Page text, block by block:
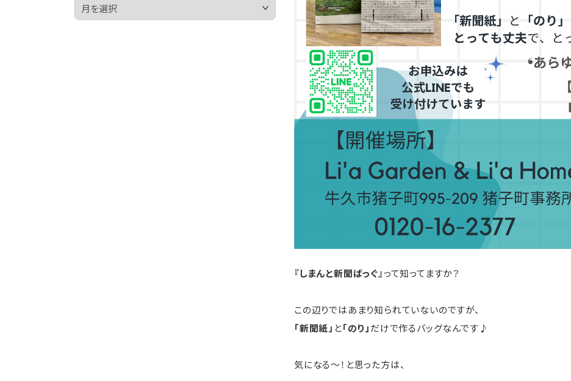
『しまんと新聞ばっぐ』って知ってますか？
この辺りではあまり知られていないのですが、
「新聞紙」 と「のり」だけで作るバッグなんです♪
気になる～！と思った方は、